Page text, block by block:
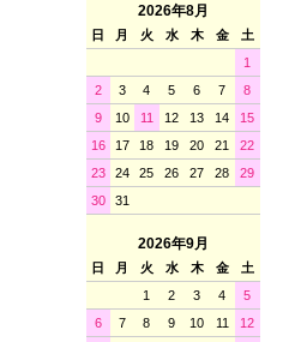
2026年8月
日 月 火 水 木 金
土
1
2
3 4 5 6 7
8
9
10 11 12 13 14
15
16
17 18 19 20 21
22
23
24 25 26 27 28
29
30
31
2026年9月
日 月 火 水 木 金
土
1
2 3 4
5
6
7 8 9 10 11
12